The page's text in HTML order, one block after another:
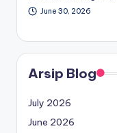
June 30, 2026
Arsip Blog
July 2026
June 2026